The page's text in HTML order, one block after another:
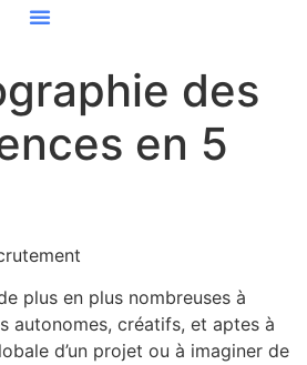
des
en 5
plus en plus nombreuses à
autonomes, créatifs, et aptes à
d’un projet ou à imaginer de